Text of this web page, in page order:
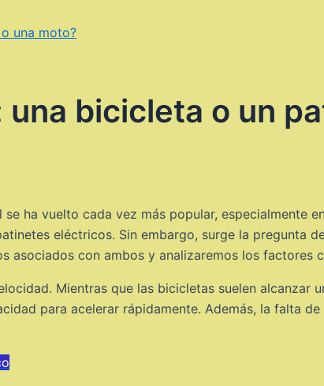
una moto?
una bicicleta o un
ha vuelto cada vez más popular, especialmente
eléctricos. Sin embargo, surge la pregunta
asociados con ambos y analizaremos los factores
Mientras que las bicicletas suelen alcanzar
para acelerar rápidamente. Además, la falta